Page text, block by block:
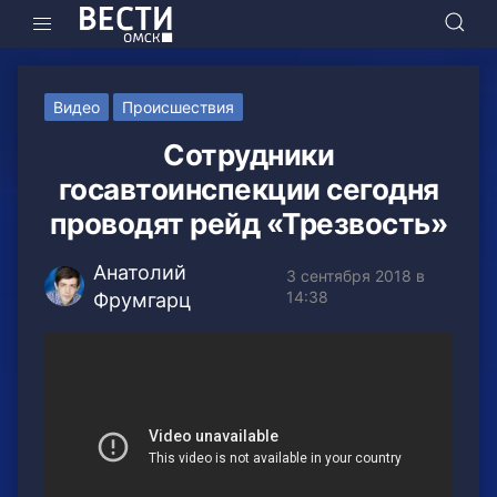
Видео Происшествия
Сотрудники
госавтоинспекции сегодня
проводят рейд «Трезвость»
Анатолий
Фрумгарц
3 сентября 2018 в
14:38